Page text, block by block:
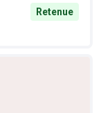
Retenue